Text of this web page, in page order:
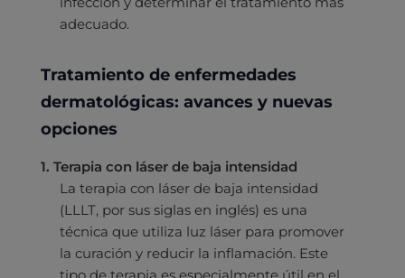
adecuado.
Tratamiento de enfermedades
dermatológicas: avances y nuevas
opciones
1. Terapia con láser de baja intensidad
La terapia con láser de baja intensidad
(LLLT, por sus siglas en inglés) es una
técnica que utiliza luz láser para promover
la curación y reducir la inflamación. Este